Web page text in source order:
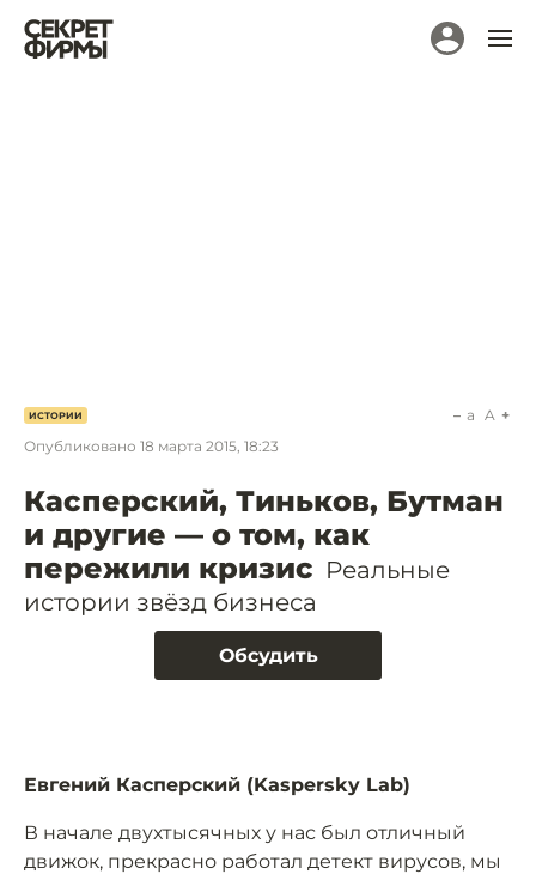
ИСТОРИИ
Опубликовано 18 марта 2015, 18:23
a A
Касперский, Тиньков, Бутман
и другие — о том, как
пережили кризис Реальные
истории звёзд бизнеса
Обсудить
Евгений Касперский (Kaspersky Lab)
В начале двухтысячных у нас был отличный
движок, прекрасно работал детект вирусов, мы